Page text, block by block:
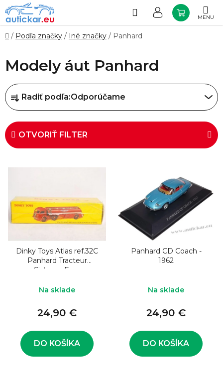
Prejsť
na
obsah
Hľadať
KOŠÍK
Domov
/ Podľa značky / Iné značky / Panhard
Modely áut Panhard
R
a
d
e
n
i
p
r
o
d
Radiť podľa:Odporúčame
OTVORIŤ FILTER
V
p
i
s
p
Dinky Toys Atlas ref.32C
Panhard Tracteur
Cisterne Esso
Na sklade
24,90 €
DO KOŠÍKA
Panhard CD Coach -
1962
Na sklade
24,90 €
DO KOŠÍKA